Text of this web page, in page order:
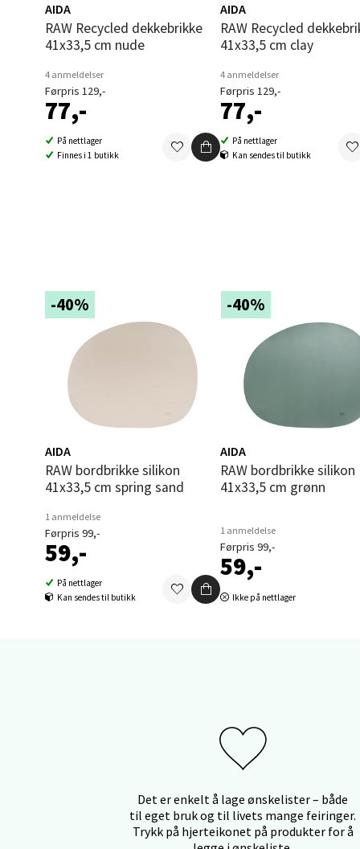
AIDA
RAW Recycled dekkebrikke
41x33,5 cm nude
4 anmeldelser
Førpris 129,-
77,-
På nettlager
Finnes i 1 butikk
AIDA
RAW Recycled dekkebrikke
41x33,5 cm clay
4 anmeldelser
Førpris 129,-
77,-
På nettlager
Kan sendes til butikk
-40%
AIDA
RAW bordbrikke silikon
41x33,5 cm spring sand
1 anmeldelse
Førpris 99,-
59,-
På nettlager
Kan sendes til butikk
-40%
AIDA
RAW bordbrikke silikon
41x33,5 cm grønn
1 anmeldelse
Førpris 99,-
59,-
Ikke på nettlager
Det er enkelt å lage ønskelister – både
til eget bruk og til livets mange feiringer.
Trykk på hjerteikonet på produkter for å
0 i
Ski
Ski
Åpent
0 i
Åpent i